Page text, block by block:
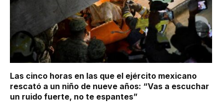
Las cinco horas en las que el ejército mexicano
rescató a un niño de nueve años: “Vas a escuchar
un ruido fuerte, no te espantes”